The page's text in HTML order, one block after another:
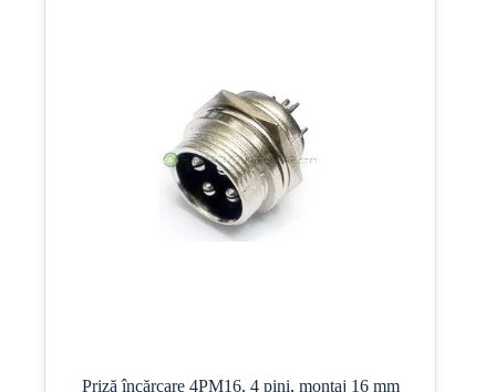
Priză încărcare 4PM16, 4 pini, montaj 16 mm